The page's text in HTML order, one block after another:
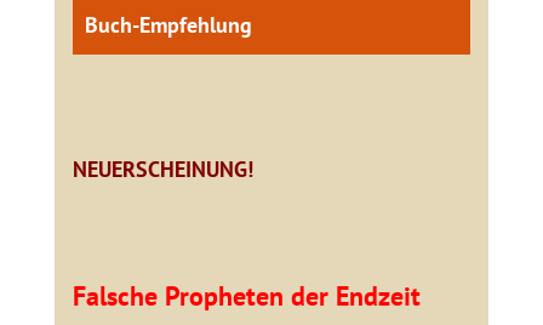
Buch-Empfehlung
NEUERSCHEINUNG!
Falsche Propheten der Endzeit